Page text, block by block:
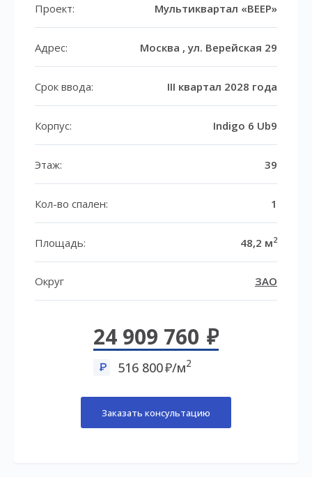
Проект: Мультиквартал «ВЕЕР»
Адрес: Москва , ул. Верейская 29
Срок ввода: III квартал 2028 года
Корпус: Indigo 6 Ub9
Этаж: 39
Кол-во спален: 1
Площадь: 48,2 м2
Округ ЗАО
24 909 760
516 800 /м2
Заказать консультацию